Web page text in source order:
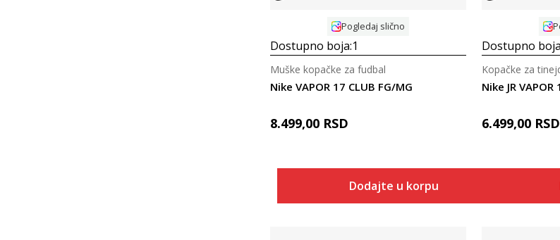
Pogledaj slično
Dostupno boja:1
Nike VAPOR 17 CLUB FG/MG
Muške kopačke za fudbal
8.499,00 RSD
Dodajte u korpu
Dostupno
Nike JR VAPOR
Kopačke za
6.499,00 RSD